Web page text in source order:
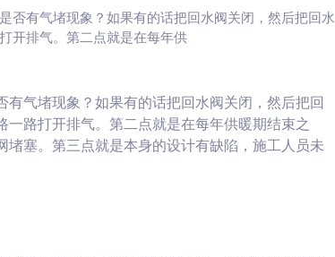
否有气堵现象？如果有的话把回水阀关闭，然后把回水
开排气。第二点就是在每年供
气堵现象？如果有的话把回水阀关闭，然后把回
路打开排气。第二点就是在每年供暖期结束之
塞。第三点就是本身的设计有缺陷，施工人员未